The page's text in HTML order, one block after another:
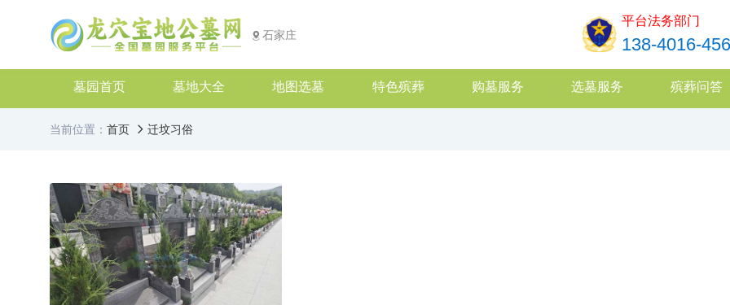
石家庄
平台法务部门
138-4016-
墓园首页 墓地大全 地图选墓 特色殡葬 购墓服务 选墓服务 殡葬问答
当前位置： 首页 迁坟习俗